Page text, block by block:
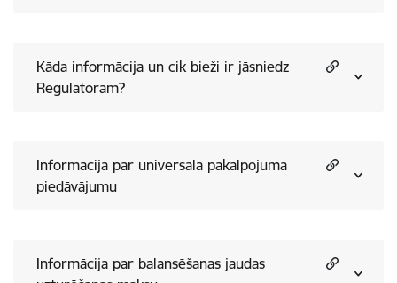
Kāda informācija un cik bieži ir jāsniedz
Regulatoram?
Informācija par universālā pakalpojuma
piedāvājumu
Informācija par balansēšanas jaudas